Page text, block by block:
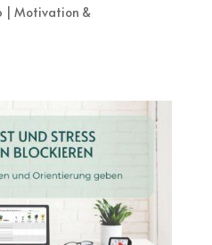
| Motivation &